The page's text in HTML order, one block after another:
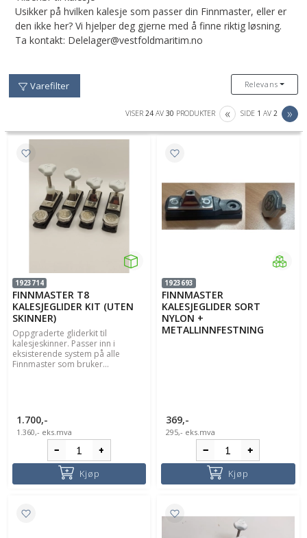
Usikker på hvilken kalesje som passer din Finnmaster, eller er
den ikke her? Vi hjelper deg gjerne med å finne riktig løsning.
Ta kontakt: Delelager@vestfoldmaritim.no
Varefilter Relevans
VISER 24AV 30 PRODUKTER «PREVIOUS
SIDE 1 AV 2 »
1923714
FINNMASTER T8
KALESJEGLIDER KIT (UTEN
SKINNER)
Oppgraderte gliderkit til
kalesjeskinner. Passer inn i
eksisterende system på alle
Finnmaster som bruker...
1.700,-
1.360,- eks.mva
Kjøp
1923693
FINNMASTER
KALESJEGLIDER SORT
NYLON +
METALLINNFESTNING
369,-
295,- eks.mva
Kjøp